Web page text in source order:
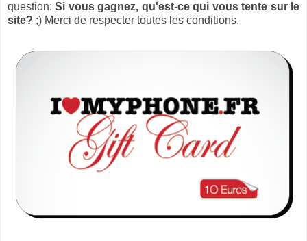
question:Si vous gagnez, qu'est-ce qui vous tente sur le
site? ;) Merci de respecter toutes les conditions.